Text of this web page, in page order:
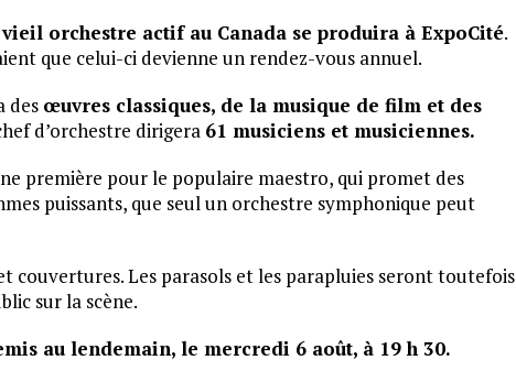
orchestre actif au Canada se produira à ExpoCité.
que celui-ci devienne un rendez-vous annuel.
des œuvres classiques, de la musique de film et des
d’orchestre dirigera 61 musiciens et musiciennes.
première pour le populaire maestro, qui promet des
puissants, que seul un orchestre symphonique peut
couvertures. Les parasols et les parapluies seront toutefois
sur la scène.
au lendemain, le mercredi 6 août, à 19 h 30.